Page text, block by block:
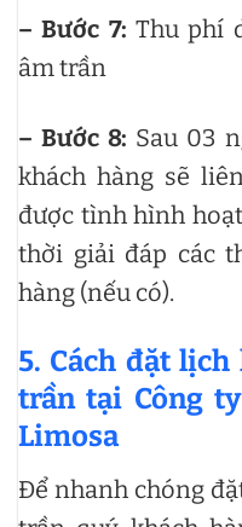
– Bước 7: Thu phí
âm trần
– Bước 8: Sau 03
khách hàng sẽ
được tình hình
thời giải đáp các
hàng (nếu có).
5. Cách đặt
trần tại Công
Limosa
Để nhanh chóng